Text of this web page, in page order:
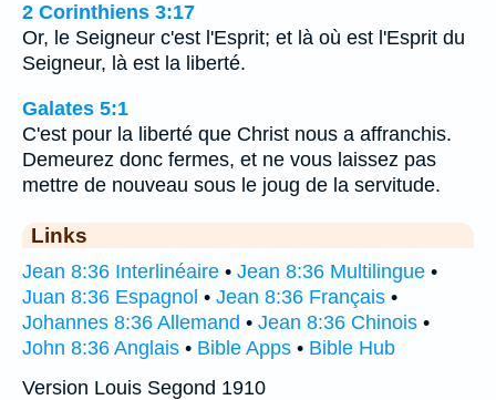
2 Corinthiens 3:17
Or, le Seigneur c'est l'Esprit; et là où est l'Esprit du
Seigneur, là est la liberté.
Galates 5:1
C'est pour la liberté que Christ nous a affranchis.
Demeurez donc fermes, et ne vous laissez pas
mettre de nouveau sous le joug de la servitude.
Links
Jean 8:36 Interlinéaire • Jean 8:36 Multilingue •
Juan 8:36 Espagnol • Jean 8:36 Français •
Johannes 8:36 Allemand • Jean 8:36 Chinois •
John 8:36 Anglais • Bible Apps • Bible Hub
Version Louis Segond 1910